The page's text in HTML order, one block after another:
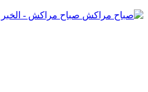
صباح مراكش - الخبر